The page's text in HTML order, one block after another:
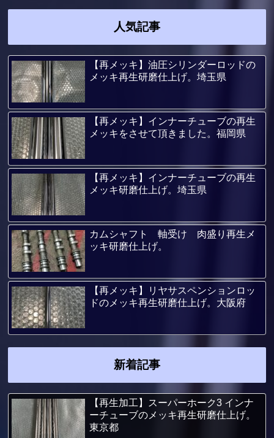
人気記事
【再メッキ】油圧シリンダーロッドの
メッキ再生研磨仕上げ。埼玉県
【再メッキ】インナーチューブの再生
メッキをさせて頂きました。福岡県
【再メッキ】インナーチューブの再生
メッキ研磨仕上げ。埼玉県
カムシャフト 軸受け 肉盛り再生メ
ッキ研磨仕上げ。
【再メッキ】リヤサスペンションロッ
ドのメッキ再生研磨仕上げ。大阪府
新着記事
【再生加工】スーパーホーク3 インナ
ーチューブのメッキ再生研磨仕上げ。
東京都